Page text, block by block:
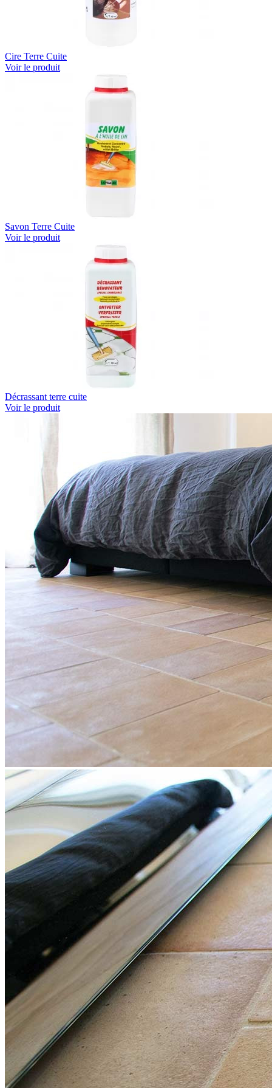
Cire Terre Cuite
Voir le produit
Savon Terre Cuite
Voir le produit
Décrassant terre cuite
Voir le produit